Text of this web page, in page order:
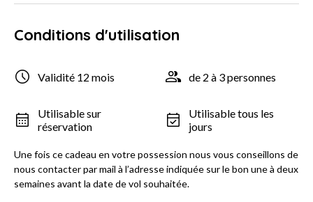
Conditions d'utilisation
Validité 12 mois de 2 à 3 personnes
Utilisable sur
réservation
Utilisable tous les
jours
Une fois ce cadeau en votre possession nous vous conseillons de
nous contacter par mail à l’adresse indiquée sur le bon une à deux
semaines avant la date de vol souhaitée.